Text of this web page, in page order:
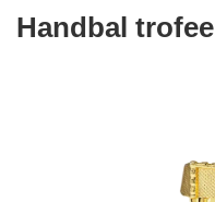
Handbal trofee